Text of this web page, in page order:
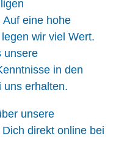
eine hohe
wir viel Wert.
unsere
in den
uns erhalten.
unsere
direkt online bei